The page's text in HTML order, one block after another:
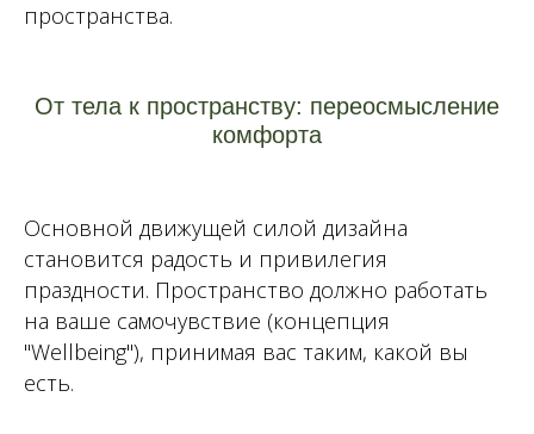
пространства.
От тела к пространству: переосмысление
комфорта
Основной движущей силой дизайна
становится радость и привилегия
праздности. Пространство должно работать
на ваше самочувствие (концепция
"Wellbeing"), принимая вас таким, какой вы
есть.